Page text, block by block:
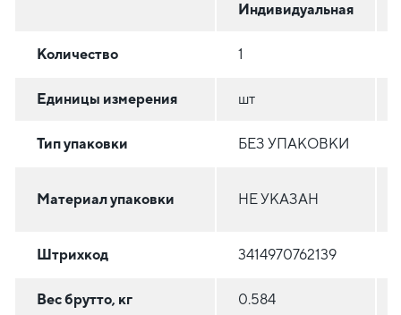
Индивидуальная
Количество 1
Единицы измерения шт
Тип упаковки БЕЗ УПАКОВКИ
Материал упаковки НЕ УКАЗАН
Штрихкод 3414970762139
Вес брутто, кг 0.584